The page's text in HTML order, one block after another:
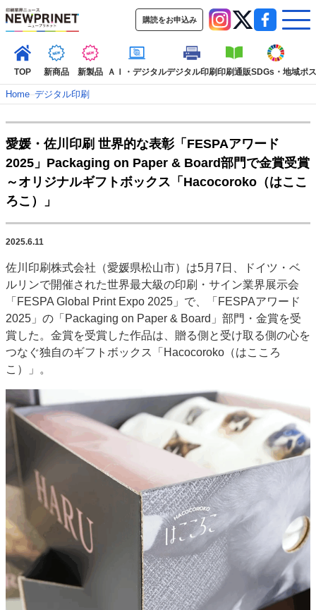
購読をお申込み
TOP 新商品 新製品 ＡＩ・デジタルデジタル印刷印刷通販SDGs・地域ポ
新着記事
動画コンテンツ
インタビュー
コレクション
カテゴリー一覧
新商品 新製品 ＡＩ・デジタル デジタル印刷
印刷通販
SDGs・地域
市場・統計
人事・移転・異動・訃報
特集記事カテゴリー一覧
2022 見える化・MIS特集
特集・デジタル印刷 アイデアで勝負！ ～多様なビジネス・多彩な商材～
JAPAN PACK 2023 特集
中古印刷機・製本機特集
2022 検査・校正特集
特集・デジタル印刷 ～ 新成長軌道を描く
案内
発刊案内
JFPI印刷用語集 印刷機材年鑑
会社案内
購読・購入申し込み
サイトポリシー
お問い合わせ
Home–デジタル印刷
愛媛・佐川印刷 世界的な表彰「FESPAアワード
2025」Packaging on Paper & Board部門で金賞受賞
～オリジナルギフトボックス「Hacocoroko（はここ
ろこ）」
2025.6.11
佐川印刷株式会社（愛媛県松山市）は5月7日、ドイツ・ベ
ルリンで開催された世界最大級の印刷・サイン業界展示会
「FESPA Global Print Expo 2025」で、「FESPAアワード
2025」の「Packaging on Paper & Board」部門・金賞を受
賞した。金賞を受賞した作品は、贈る側と受け取る側の心を
つなぐ独自のギフトボックス「Hacocoroko（はこころ
こ）」。